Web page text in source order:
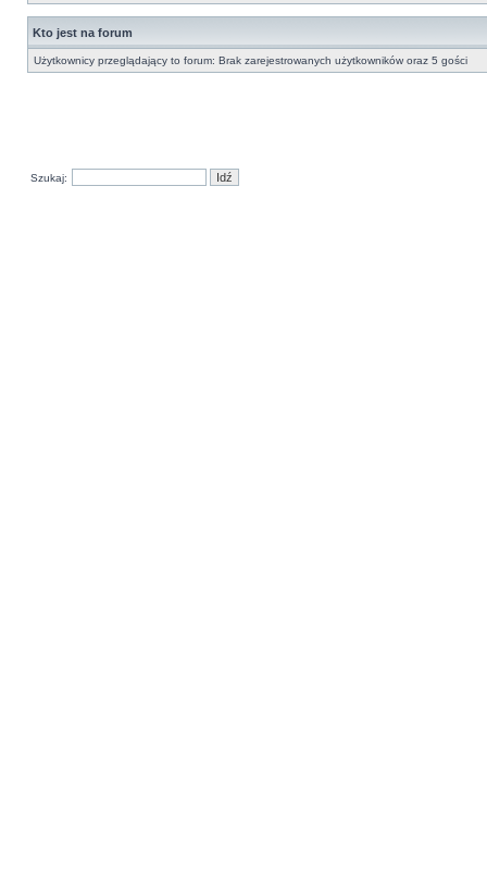
Kto jest na forum
Użytkownicy przeglądający to forum: Brak zarejestrowanych użytkowników oraz 5 gości
Szukaj: